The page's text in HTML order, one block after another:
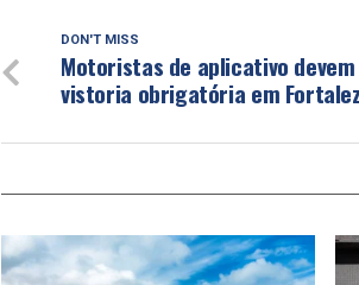
DON'T MISS
Motoristas de aplicativo
vistoria obrigatória em